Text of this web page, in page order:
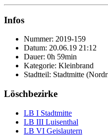
Infos
Nummer: 2019-159
Datum: 20.06.19 21:12
Dauer: 0h 59min
Kategorie: Kleinbrand
Stadtteil: Stadtmitte
Löschbezirke
LB I Stadtmitte
LB III Luisenthal
LB VI Geislautern